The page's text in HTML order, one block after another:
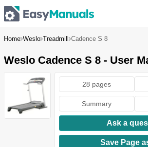
Home Weslo Treadmill Cadence S 8
Weslo Cadence S 8 - User
28 pages
Summary
Ask a
Save Page